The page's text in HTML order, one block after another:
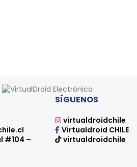
#104 –
SÍGUENOS
virtualdroidchile
Virtualdroid CHILE
virtualdroidchile